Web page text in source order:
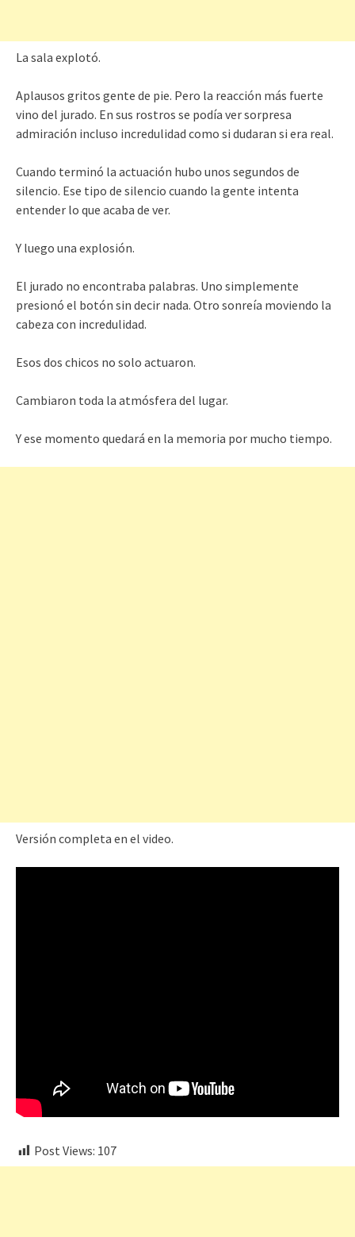
La sala explotó.
Aplausos gritos gente de pie. Pero la reacción más fuerte
vino del jurado. En sus rostros se podía ver sorpresa
admiración incluso incredulidad como si dudaran si era real.
Cuando terminó la actuación hubo unos segundos de
silencio. Ese tipo de silencio cuando la gente intenta
entender lo que acaba de ver.
Y luego una explosión.
El jurado no encontraba palabras. Uno simplemente
presionó el botón sin decir nada. Otro sonreía moviendo la
cabeza con incredulidad.
Esos dos chicos no solo actuaron.
Cambiaron toda la atmósfera del lugar.
Y ese momento quedará en la memoria por mucho tiempo.
Versión completa en el video.
Post Views: 107